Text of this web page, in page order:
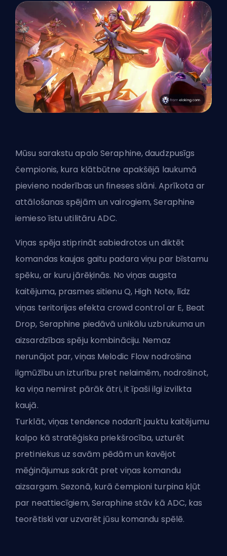
Mūsu sarakstu apalo Seraphine, daudzpusīgs
čempionis, kura klātbūtne apakšējā laukumā
pievieno noderības un fineses slāni. Aprīkota ar
attālošanas spējām un vairogiem, Seraphine
iemieso īstu utilitāru ADC.
Viņas spēja stiprināt sabiedrotos un diktēt
komandas kaujas gaitu padara viņu par bīstamu
spēku, ar kuru jārēķinās. No viņas augsta
kaitējuma, prasmes sitienu Q, High Note, līdz
viņas teritorijas efekta crowd control ar E, Beat
Drop, Seraphine piedāvā unikālu uzbrukuma un
aizsardzības spēju kombināciju. Nemaz
nerunājot par, viņas Melodic Flow nodrošina
ilgmūžību un izturību pret nelaimēm, nodrošinot,
ka viņa nemirst pārāk ātri, it īpaši ilgi izvilkta
kaujā.
Turklāt, viņas tendence nodarīt jauktu kaitējumu
kalpo kā stratēģiska priekšrocība, uzturēt
pretiniekus uz savām pēdām un kavējot
mēģinājumus sakrāt pret viņas komandu
aizsargam. Sezonā, kurāčempioni turpina kļūt
par neattiecīgiem, Seraphine stāv kā ADC, kas
teorētiski var uzvarēt jūsu komandu spēlē.